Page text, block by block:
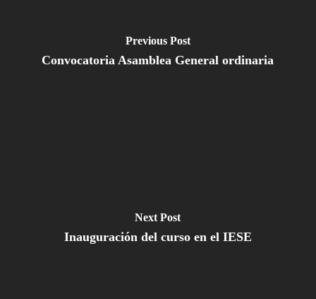
Previous Post
Convocatoria Asamblea General ordinaria
Next Post
Inauguración del curso en el IESE